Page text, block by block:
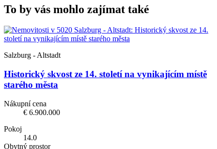
To by vás mohlo zajímat také
Salzburg - Altstadt
Historický skvost ze 14. století na vynikajícím místě
starého města
Nákupní cena
€ 6.900.000
Pokoj
14.0
Obytný prostor